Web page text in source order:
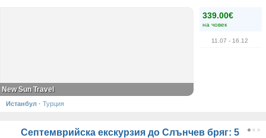
339.00€
на човек
11.07 - 16.12
New Sun Travel
Истанбул · Турция
Септемврийска екскурзия до Слънчев бряг: 5